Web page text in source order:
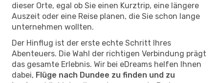
dieser Orte, egal ob Sie einen Kurztrip, eine längere
Auszeit oder eine Reise planen, die Sie schon lange
unternehmen wollten.
Der Hinflug ist der erste echte Schritt Ihres
Abenteuers. Die Wahl der richtigen Verbindung prägt
das gesamte Erlebnis. Wir bei eDreams helfen Ihnen
dabei, Flüge nach Dundee zu finden und zu